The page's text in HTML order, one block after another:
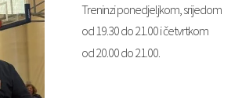
Treninzi ponedjeljkom, srijedom
od 19.30 do 21.00 i četvrtkom
od 20.00 do 21.00.